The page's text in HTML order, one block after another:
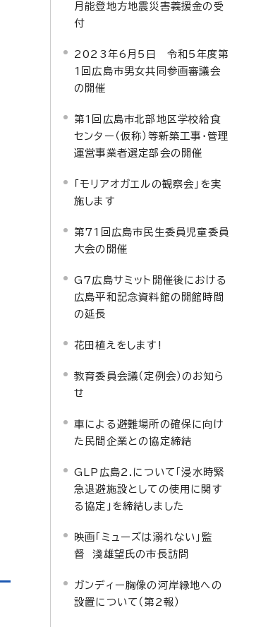
月能登地方地震災害義援金の受
付
2023年6月5日 令和5年度第
1回広島市男女共同参画審議会
の開催
第1回広島市北部地区学校給食
センター（仮称）等新築工事・管理
運営事業者選定部会の開催
「モリアオガエルの観察会」を実
施します
第71回広島市民生委員児童委員
大会の開催
G7広島サミット開催後における
広島平和記念資料館の開館時間
の延長
花田植えをします!
教育委員会議（定例会）のお知ら
せ
車による避難場所の確保に向け
た民間企業との協定締結
GLP広島2.について「浸水時緊
急退避施設としての使用に関す
る協定」を締結しました
映画「ミューズは溺れない」監
督 淺雄望氏の市長訪問
ガンディー胸像の河岸緑地への
設置について（第2報）